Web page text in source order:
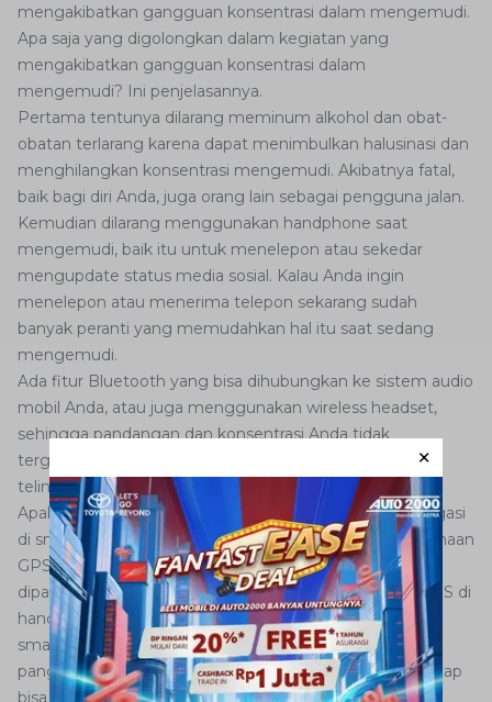
mengakibatkan gangguan konsentrasi dalam mengemudi.
Apa saja yang digolongkan dalam kegiatan yang
mengakibatkan gangguan konsentrasi dalam
mengemudi? Ini penjelasannya.
Pertama tentunya dilarang meminum alkohol dan obat-
obatan terlarang karena dapat menimbulkan halusinasi dan
menghilangkan konsentrasi mengemudi. Akibatnya fatal,
baik bagi diri Anda, juga orang lain sebagai pengguna jalan.
Kemudian dilarang menggunakan handphone saat
mengemudi, baik itu untuk menelepon atau sekedar
mengupdate status media sosial. Kalau Anda ingin
menelepon atau menerima telepon sekarang sudah
banyak peranti yang memudahkan hal itu saat sedang
mengemudi.
Ada fitur Bluetooth yang bisa dihubungkan ke sistem audio
mobil Anda, atau juga menggunakan wireless headset,
sehingga pandangan dan konsentrasi Anda tidak
terganggu oleh handphone yang harus diletakkan di
telinga.
Apakah boleh menggunakan perangkat GPS atau navigasi
di smartphone saat mengemudi? Sebenarnya penggunaan
GPS itu boleh saja asal tidak saat menyetir. Selama itu
dipatuhi mestinya tidak ada masalah menggunakan GPS di
handphone. Nyalakan saja fitur do not disturb di
smartphone saat sedang mengemudi biar tidak ada
panggilan masuk, SMS atau pesan teks lain, tapi kita tetap
bisa menggunakan fitur GPS-nya.